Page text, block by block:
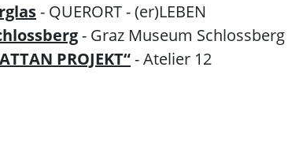
- QUERORT - (er)LEBEN
- Graz Museum Schlossberg
PROJEKT“- Atelier 12